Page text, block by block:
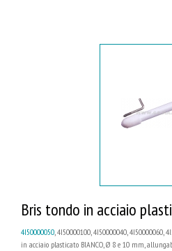
Bris tondo in acciaio
4I50000050, 4I50000100, 4I50000040, 4I50000060,
in acciaio plasticato BIANCO, Ø 8 e 10 mm,